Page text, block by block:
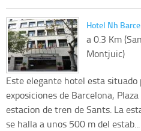
Hotel Nh
a 0.3 Km
Montjuic)
Este elegante hotel esta situado
exposiciones de Barcelona,
estacion de tren de Sants. La
se halla a unos 500 m del estab...